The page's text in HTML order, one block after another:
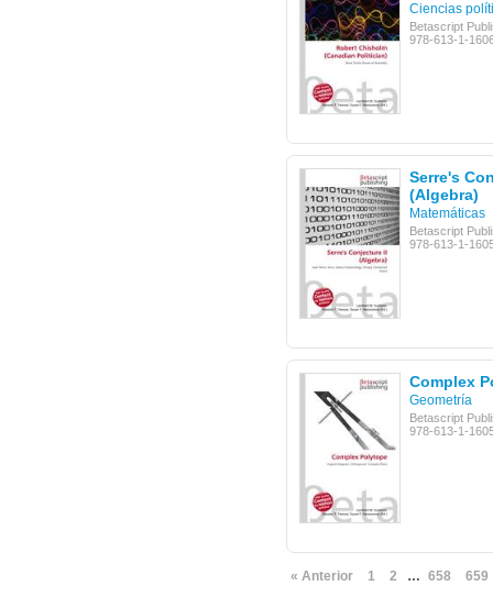
Ciencias
Betascript
978-613-1-
Serre's
(Algebra)
Matemáticas
Betascript
978-613-1-
Complex
Geometría
Betascript
978-613-1-
« Anterior 1 2 … 658 659